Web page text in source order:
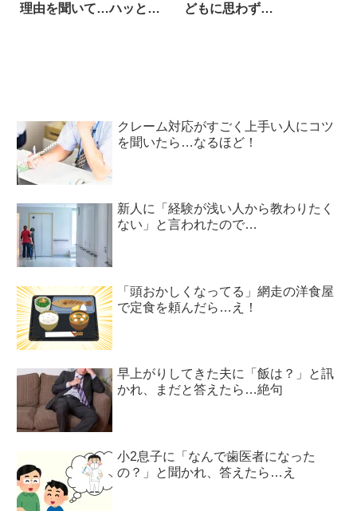
理由を聞いて…ハッとし
どもに思わず…
クレーム対応がすごく上手い人にコツ
を聞いたら…なるほど！
新人に「経験が浅い人から教わりたく
ない」と言われたので…
「頭おかしくなってる」網走の洋食屋
で定食を頼んだら…え！
早上がりしてきた夫に「飯は？」と訊
かれ、まだと答えたら…絶句
小2息子に「なんで歯医者になった
の？」と聞かれ、答えたら…え